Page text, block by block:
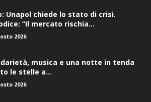
Unapol chiede lo stato di crisi.
“Il mercato rischia...
2026
musica e una notte in tenda
le stelle a...
2026